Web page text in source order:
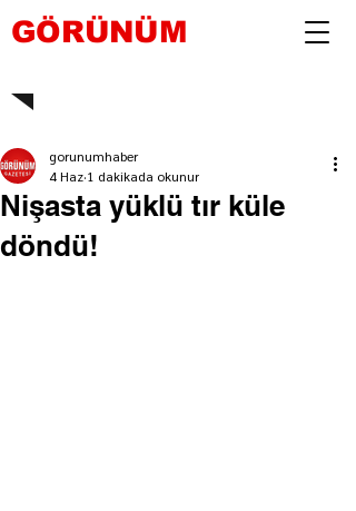
GÖRÜNÜM
Nişasta yüklü tır küle
döndü!
gorunumhaber
4 Haz 1 dakikada okunur